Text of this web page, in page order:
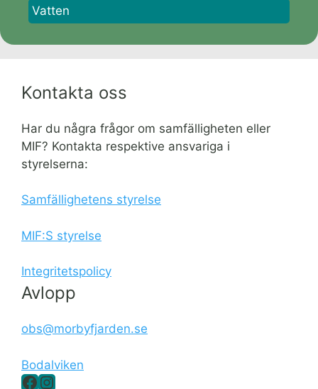
Vatten
Kontakta oss
Har du några frågor om samfälligheten eller
MIF? Kontakta respektive ansvariga i
styrelserna:
Samfällighetens styrelse
MIF:S styrelse
Integritetspolicy
Avlopp
obs@morbyfjarden.se
Bodalviken
Facebook
Instagram